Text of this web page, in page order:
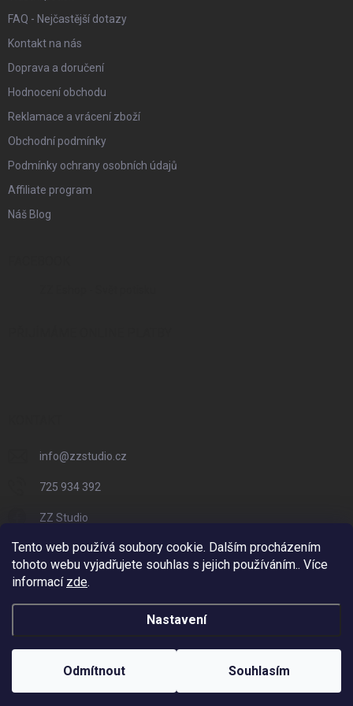
Tento web používá soubory cookie. Dalším procházením
tohoto webu vyjadřujete souhlas s jejich používáním.. Více
informací zde.
Nastavení
Odmítnout Souhlasím
FAQ - Nejčastější dotazy
Kontakt na nás
Doprava a doručení
Hodnocení obchodu
Reklamace a vrácení zboží
Obchodní podmínky
Podmínky ochrany osobních údajů
Affiliate program
Náš Blog
info@zzstudio.cz
725 934 392
ZZ Studio
zzstudio_cz
Vytvořil Shoptet
ZZ Eshop - Svět potisku. Všechna práva vyhrazena.
Odstoupit od smlouvy